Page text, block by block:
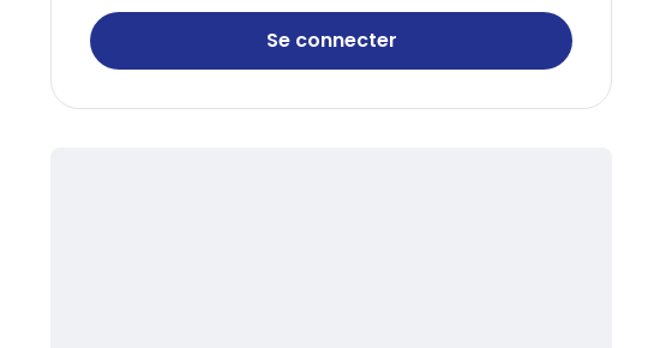
Se connecter